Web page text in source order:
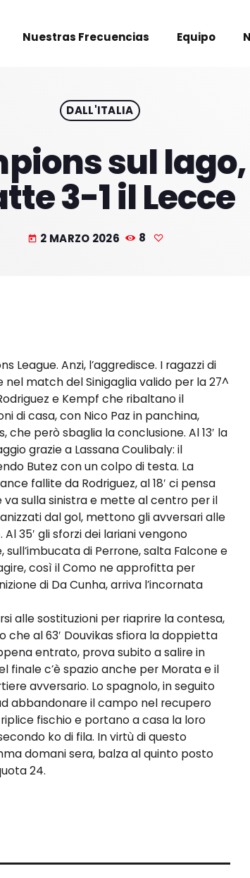
Nuestras Frecuencias Equipo
DALL'ITALIA
sul
3-1 il Lecce
today 2 MARZO 2026 8
League. Anzi, l’aggredisce. I ragazzi di
match del Sinigaglia valido per la 27^
e Kempf che ribaltano il
di casa, con Nico Paz in panchina,
però sbaglia la conclusione. Al 13′ la
grazie a Lassana Coulibaly: il
Butez con un colpo di testa. La
fallite da Rodriguez, al 18′ ci pensa
va sulla sinistra e mette al centro per il
dal gol, mettono gli avversari alle
35′ gli sforzi dei lariani vengono
di Perrone, salta Falcone e
così il Como ne approfitta per
di Da Cunha, arriva l’incornata
alle sostituzioni per riaprire la contesa,
al 63′ Douvikas sfiora la doppietta
entrato, prova subito a salire in
finale c’è spazio anche per Morata e il
avversario. Lo spagnolo, in seguito
abbandonare il campo nel recupero
fischio e portano a casa la loro
ko di fila. In virtù di questo
domani sera, balza al quinto posto
24.